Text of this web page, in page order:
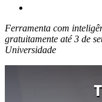
Ferramenta com
gratuitamente até 3 de
Universidade